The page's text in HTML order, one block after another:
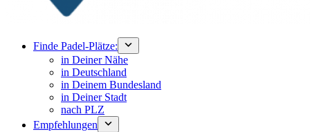
Finde Padel-Plätze:
in Deiner Nähe
in Deutschland
in Deinem Bundesland
in Deiner Stadt
nach PLZ
Empfehlungen